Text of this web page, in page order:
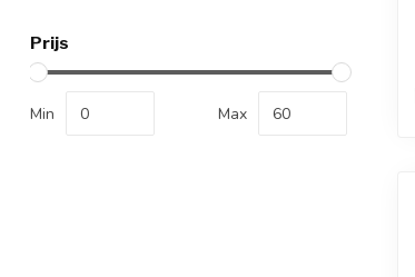
Prijs
Min Max